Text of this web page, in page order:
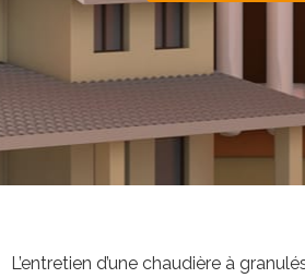
L’entretien d’une chaudière à